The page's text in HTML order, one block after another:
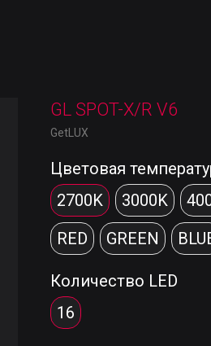
GL SPOT-X/R V6
GetLUX
Цветовая
2700K
3000K
RED
GREEN
Количество LED
16